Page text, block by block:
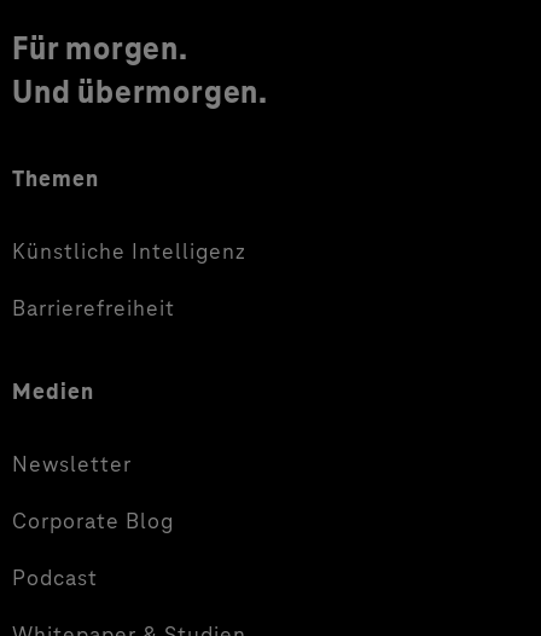
Für morgen.
Und übermorgen.
Themen
Künstliche Intelligenz
Barrierefreiheit
Medien
Newsletter
Corporate Blog
Podcast